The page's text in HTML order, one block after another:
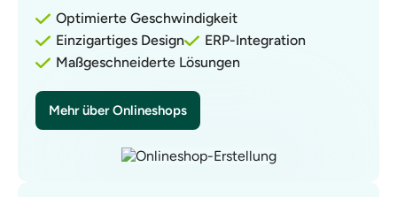
Optimierte Geschwindigkeit
Einzigartiges Design
ERP-Integration
Maßgeschneiderte Lösungen
Mehr über Onlineshops